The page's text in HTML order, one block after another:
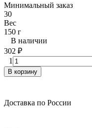
Минимальный заказ
30
Вес
150 г
В наличии
302 ₽
1
В корзину
Доставка по России